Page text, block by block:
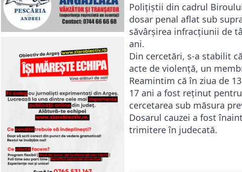
Polițiștii din cadrul
dosar penal aflat sub
săvârșirea infracțiunii de
ani.
Din cercetări, s-a stabilit
acte de violență, un
Reamintim că în ziua de
17 ani a fost reținut
cercetarea sub măsura
Dosarul cauzei a fost
trimitere în judecată.